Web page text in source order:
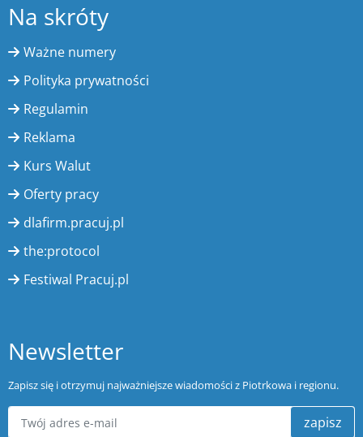
Na skróty
Ważne numery
Polityka prywatności
Regulamin
Reklama
Kurs Walut
Oferty pracy
dlafirm.pracuj.pl
the:protocol
Festiwal Pracuj.pl
Newsletter
Zapisz się i otrzymuj najważniejsze wiadomości z Piotrkowa i regionu.
zapisz